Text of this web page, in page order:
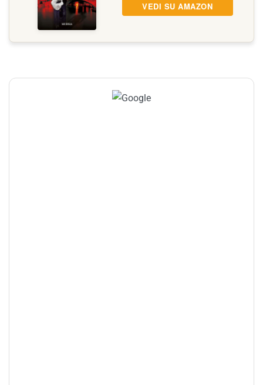
VEDI SU AMAZON